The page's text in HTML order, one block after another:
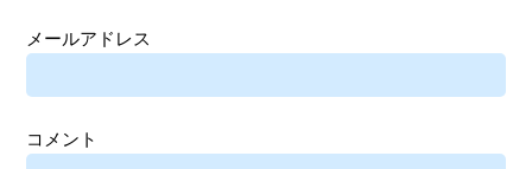
メールアドレス
コメント